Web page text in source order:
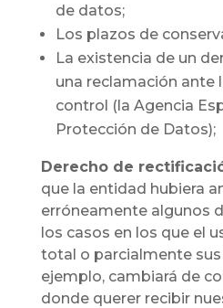
de datos;
Los plazos de
La existencia de un
una reclamación ante
control (la Agencia
Protección de Datos);
Derecho de
que la entidad hubiera
erróneamente algunos
los casos en los que el
total o parcialmente
ejemplo, cambiará de
donde querer recibir